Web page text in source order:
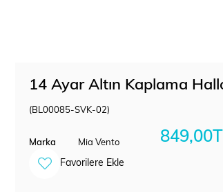
14 Ayar Altın Kaplama
(BL00085-SVK-02)
Marka Mia Vento
Favorilere Ekle